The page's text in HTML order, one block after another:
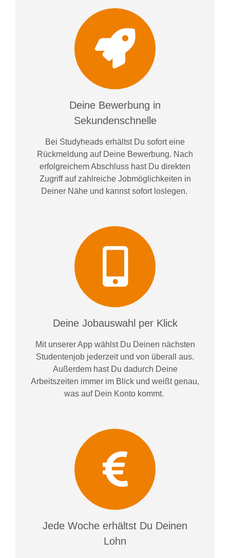
Deine Bewerbung in
Sekundenschnelle
Bei Studyheads erhältst Du sofort eine
Rückmeldung auf Deine Bewerbung. Nach
erfolgreichem Abschluss hast Du direkten
Zugriff auf zahlreiche Jobmöglichkeiten in
Deiner Nähe und kannst sofort loslegen.
Deine Jobauswahl per Klick
Mit unserer App wählst Du Deinen nächsten
Studentenjob jederzeit und von überall aus.
Außerdem hast Du dadurch Deine
Arbeitszeiten immer im Blick und weißtgenau,
was auf Dein Konto kommt.
Jede Woche erhältst Du Deinen
Lohn